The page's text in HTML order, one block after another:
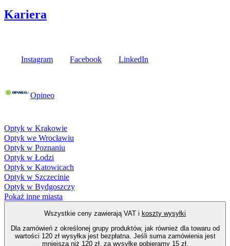
Kariera
Instagram Facebook LinkedIn
Opineo
Optyk w Krakowie
Optyk we Wrocławiu
Optyk w Poznaniu
Optyk w Łodzi
Optyk w Katowicach
Optyk w Szczecinie
Optyk w Bydgoszczy
Pokaż inne miasta
Wszystkie ceny zawierają VAT i koszty wysyłki
Dla zamówień z określonej grupy produktów, jak również dla towaru od
wartości 120 zł wysyłka jest bezpłatna. Jeśli suma zamówienia jest
mniejsza niż 120 zł, za wysyłkę pobieramy 15 zł.